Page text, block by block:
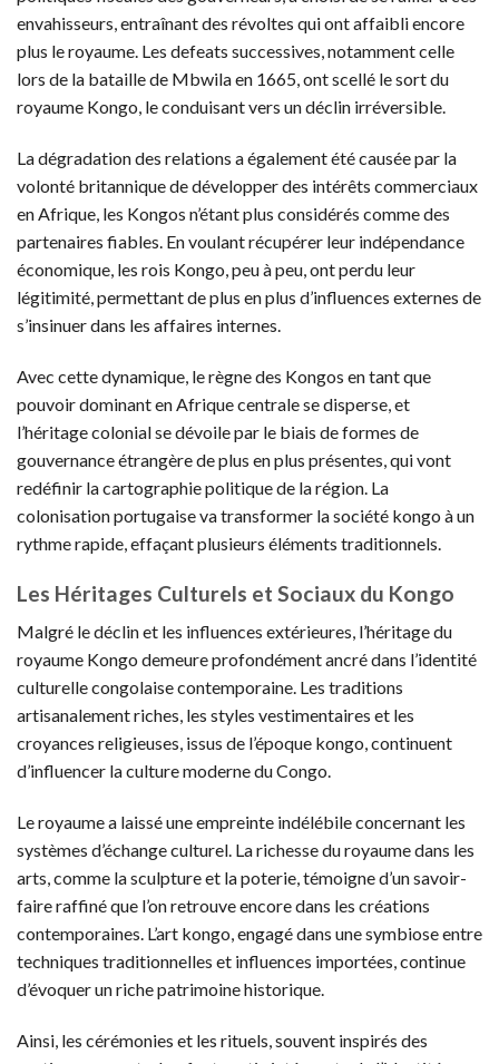
envahisseurs, entraînant des révoltes qui ont affaibli encore
plus le royaume. Les defeats successives, notamment celle
lors de la bataille de Mbwila en 1665, ont scellé le sort du
royaume Kongo, le conduisant vers un déclin irréversible.
La dégradation des relations a également été causée par la
volonté britannique de développer des intérêts commerciaux
en Afrique, les Kongos n’étant plus considérés comme des
partenaires fiables. En voulant récupérer leur indépendance
économique, les rois Kongo, peu à peu, ont perdu leur
légitimité, permettant de plus en plus d’influences externes de
s’insinuer dans les affaires internes.
Avec cette dynamique, le règne des Kongos en tant que
pouvoir dominant en Afrique centrale se disperse, et
l’héritage colonial se dévoile par le biais de formes de
gouvernance étrangère de plus en plus présentes, qui vont
redéfinir la cartographie politique de la région. La
colonisation portugaise va transformer la société kongo à un
rythme rapide, effaçant plusieurs éléments traditionnels.
Les Héritages Culturels et Sociaux du Kongo
Malgré le déclin et les influences extérieures, l’héritage du
royaume Kongo demeure profondément ancré dans l’identité
culturelle congolaise contemporaine. Les traditions
artisanalement riches, les styles vestimentaires et les
croyances religieuses, issus de l’époque kongo, continuent
d’influencer la culture moderne du Congo.
Le royaume a laissé une empreinte indélébile concernant les
systèmes d’échange culturel. La richesse du royaume dans les
arts, comme la sculpture et la poterie, témoigne d’un savoir-
faire raffiné que l’on retrouve encore dans les créations
contemporaines. L’art kongo, engagé dans une symbiose entre
techniques traditionnelles et influences importées, continue
d’évoquer un riche patrimoine historique.
Ainsi, les cérémonies et les rituels, souvent inspirés des